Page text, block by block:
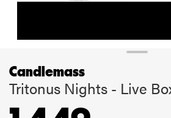
Candlemass
Tritonus Nights - Live